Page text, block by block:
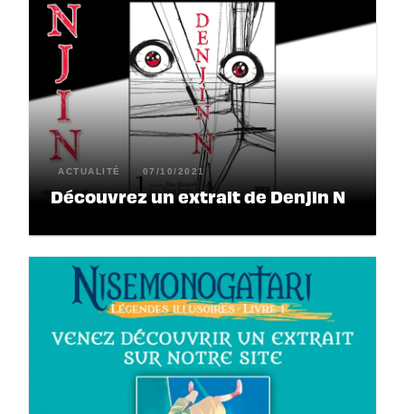
ACTUALITÉ 07/10/2021
Découvrez un extrait de Denjin N